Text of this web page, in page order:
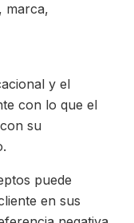
marca,
y el
con lo que el
su
puede
en sus